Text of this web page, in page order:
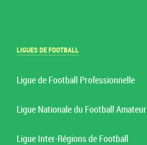
LIGUES DE FOOTBALL
Ligue de Football Professionnelle
Ligue Nationale du Football Amateur
Ligue Inter-Régions de Football